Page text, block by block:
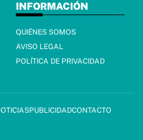
INFORMACIÓN
QUIÉNES SOMOS
AVISO LEGAL
POLÍTICA DE PRIVACIDAD
PUBLICIDADCONTACTO